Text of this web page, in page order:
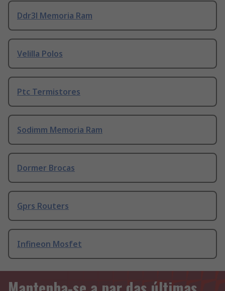
Ddr3l Memoria Ram
Velilla Polos
Ptc Termistores
Sodimm Memoria Ram
Dormer Brocas
Gprs Routers
Infineon Mosfet